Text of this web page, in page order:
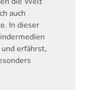
auch
In dieser
erfährst,